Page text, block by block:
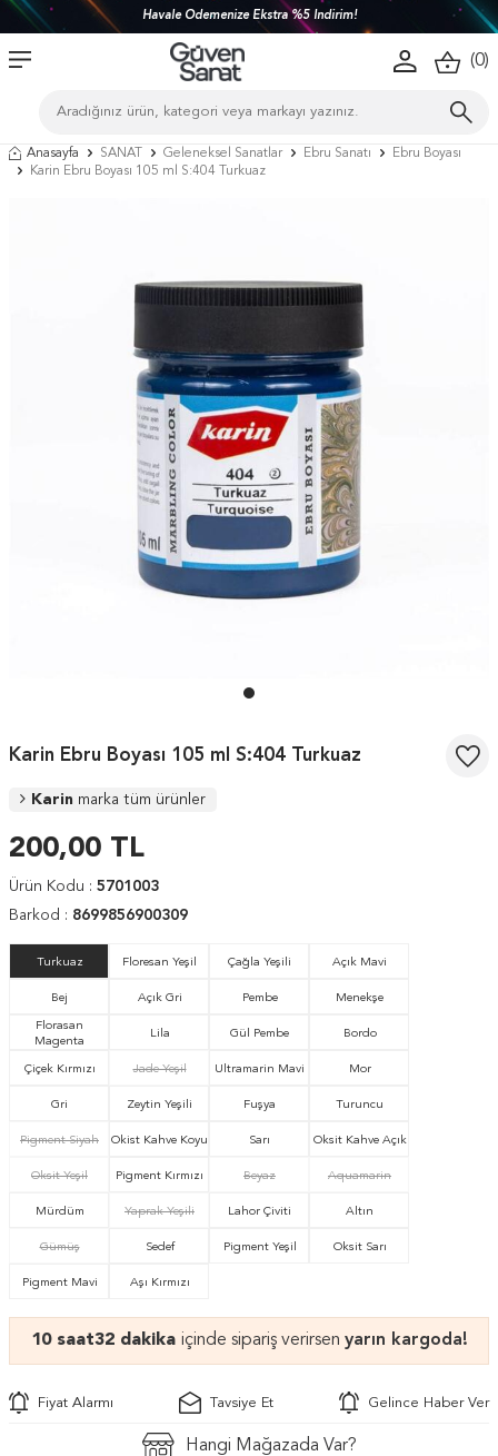
Havale Ödemenize Ekstra %5 İndirim!
(0)
Anasayfa SANAT Geleneksel Sanatlar Ebru Sanatı
Ebru Boyası
Karin Ebru Boyası 105 ml S:404 Turkuaz
Karin Ebru Boyası 105 ml S:404 Turkuaz
Karin marka tüm ürünler
200,00 TL
Ürün Kodu : 5701003
Barkod : 8699856900309
Turkuaz Floresan Yeşil Çağla Yeşili Açık Mavi
Bej Açık Gri Pembe Menekşe
Florasan
Magenta
Lila Gül Pembe Bordo
Çiçek Kırmızı Jade Yeşil Ultramarin Mavi Mor
Gri Zeytin Yeşili Fuşya Turuncu
Pigment Siyah Okist Kahve Koyu Sarı Oksit Kahve Açık
Oksit Yeşil Pigment Kırmızı Beyaz Aquamarin
Mürdüm Yaprak Yeşili Lahor Çiviti Altın
Gümüş Sedef Pigment Yeşil Oksit Sarı
Pigment Mavi Aşı Kırmızı
10 saat32 dakika içinde sipariş verirsen yarın kargoda!
Fiyat Alarmı Tavsiye Et Gelince Haber Ver
Hangi Mağazada Var?